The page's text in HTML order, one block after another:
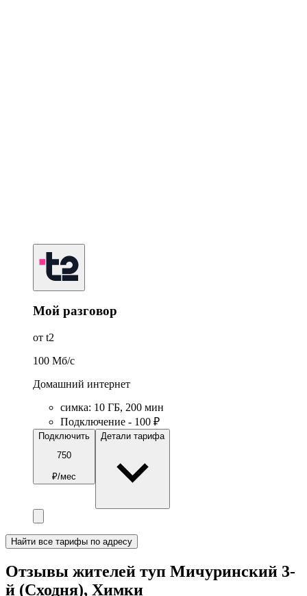
Мой разговор
от t2
100 Мб/c
Домашний интернет
симка: 10 ГБ, 200 мин
Подключение - 100 ₽
Подключить
750
₽/мес
Детали тарифа
Найти все тарифы по адресу
Отзывы жителей туп Мичуринский 3-
й (Сходня), Химки